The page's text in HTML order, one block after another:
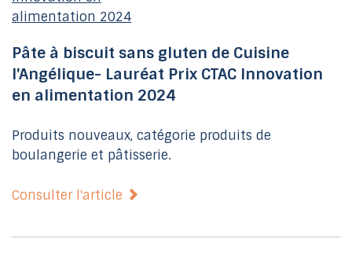
Pâte à biscuit sans gluten de Cuisine
l'Angélique- Lauréat Prix CTAC Innovation
en alimentation 2024
Produits nouveaux, catégorie produits de
boulangerie et pâtisserie.
Consulter l'article